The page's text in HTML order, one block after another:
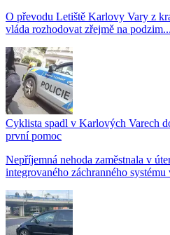
O převodu Letiště Karlovy Vary z
vláda rozhodovat zřejmě na
Cyklista spadl v Karlových Varech
první pomoc
Nepříjemná nehoda zaměstnala v
integrovaného záchranného